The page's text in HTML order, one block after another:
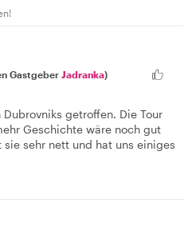
Gastgeber Jadranka)
getroffen. Die Tour
Geschichte wäre noch gut
sehr nett und hat uns einiges